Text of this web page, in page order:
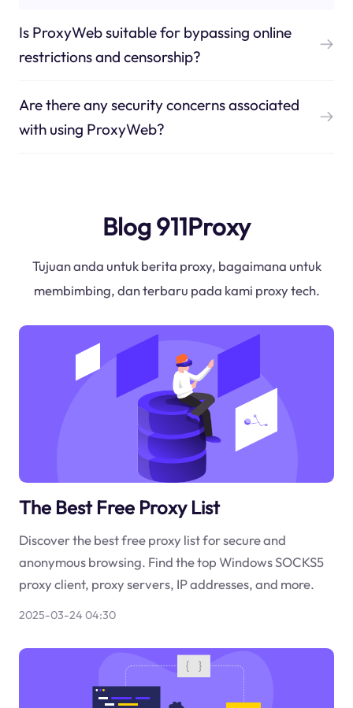
Is ProxyWeb suitable for bypassing online
restrictions and censorship?
Are there any security concerns associated
with using ProxyWeb?
Blog 911Proxy
Tujuan anda untuk berita proxy, bagaimana untuk
membimbing, dan terbaru pada kami proxy tech.
The Best Free Proxy List
Discover the best free proxy list for secure and
anonymous browsing. Find the top Windows SOCKS5
proxy client, proxy servers, IP addresses, and more.
2025-03-24 04:30